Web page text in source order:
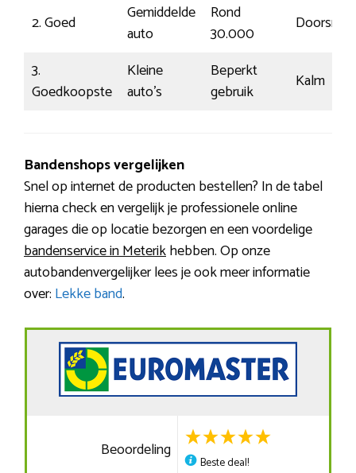
2. Goed
Gemiddelde
auto
Rond
30.000
Doorsnee
3.
Goedkoopste
Kleine
auto’s
Beperkt
gebruik
Kalm
Bandenshops vergelijken
Snel op internet de producten bestellen? In de tabel
hierna check en vergelijk je professionele online
garages die op locatie bezorgen en een voordelige
bandenservice in Meterikhebben. Op onze
autobandenvergelijker lees je ook meer informatie
over: Lekke band.
Beoordeling
Beste deal!